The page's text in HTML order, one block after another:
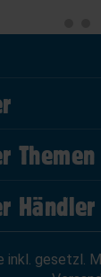
Themen
Händler
Login
inkl. gesetzl.